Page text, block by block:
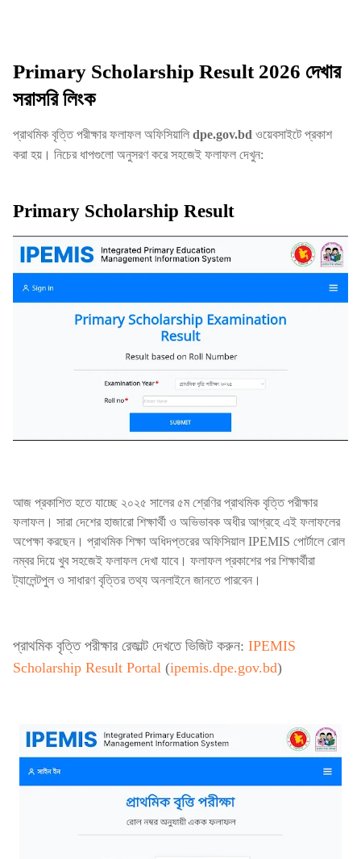
Primary Scholarship Result 2026 দেখার
সরাসরি লিংক
প্রাথমিক বৃত্তি পরীক্ষার ফলাফল অফিসিয়ালি dpe.gov.bd ওয়েবসাইটে প্রকাশ
করা হয়। নিচের ধাপগুলো অনুসরণ করে সহজেই ফলাফল দেখুন:
Primary Scholarship Result
আজ প্রকাশিত হতে যাচ্ছে ২০২৫ সালের ৫ম শ্রেণির প্রাথমিক বৃত্তি পরীক্ষার
ফলাফল। সারা দেশের হাজারো শিক্ষার্থী ও অভিভাবক অধীর আগ্রহে এই ফলাফলের
অপেক্ষা করছেন। প্রাথমিক শিক্ষা অধিদপ্তরের অফিসিয়াল IPEMIS পোর্টালে রোল
নম্বর দিয়ে খুব সহজেই ফলাফল দেখা যাবে। ফলাফল প্রকাশের পর শিক্ষার্থীরা
ট্যালেন্টপুল ও সাধারণ বৃত্তির তথ্য অনলাইনে জানতে পারবেন।
প্রাথমিক বৃত্তি পরীক্ষার রেজাল্ট দেখতে ভিজিট করুন: IPEMIS
Scholarship Result Portal (ipemis.dpe.gov.bd)